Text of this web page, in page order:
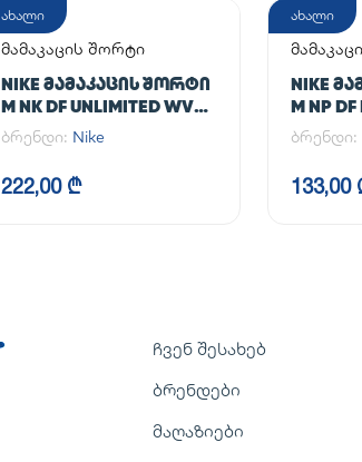
ახალი
მამაკაცის შორტი
NIKE ᲛᲐᲛᲐᲙᲐᲪᲘᲡ ᲨᲝᲠᲢᲘ
M NK DF UNLIMITED WVN
7IN 2IN1
ბრენდი: Nike
222,00 ₾
ახალი
NIKE
M NP
ბრენდი:
133,00
ჩვენ შესახებ
ბრენდები
მაღაზიები